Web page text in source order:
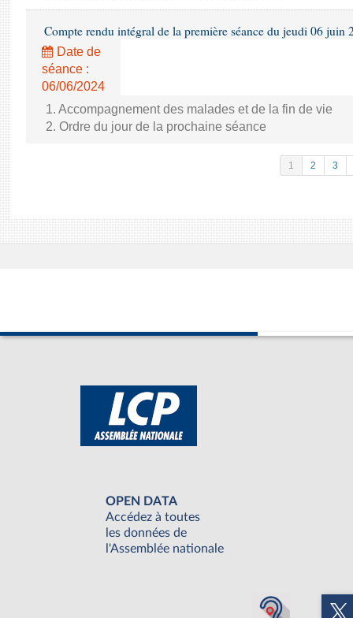
Compte rendu intégral de la première séance du jeudi 06 juin
Date de
séance :
06/06/2024
1. Accompagnement des malades et de la fin de vie
2. Ordre du jour de la prochaine séance
1 2 3
OPEN DATA
Accédez à toutes
les données de
l'Assemblée nationale